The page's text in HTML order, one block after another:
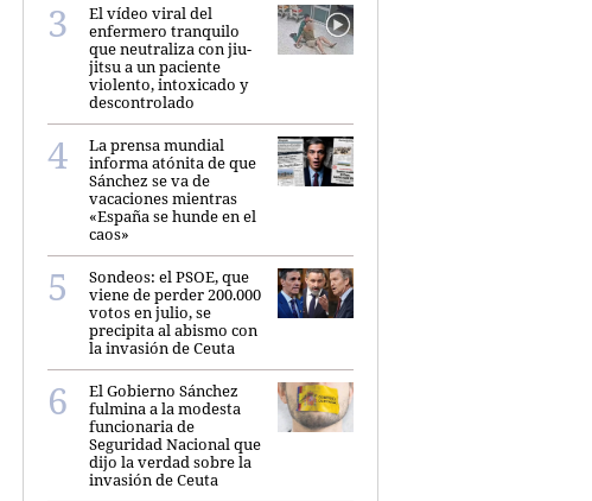
El vídeo viral del
enfermero tranquilo
que neutraliza con jiu-
jitsu a un paciente
violento, intoxicado y
descontrolado
La prensa mundial
informa atónita de que
Sánchez se va de
vacaciones mientras
«España se hunde en el
caos»
Sondeos: el PSOE, que
viene de perder 200.000
votos en julio, se
precipita al abismo con
la invasión de Ceuta
El Gobierno Sánchez
fulmina a la modesta
funcionaria de
Seguridad Nacional que
dijo la verdad sobre la
invasión de Ceuta